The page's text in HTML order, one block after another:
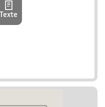
Texte